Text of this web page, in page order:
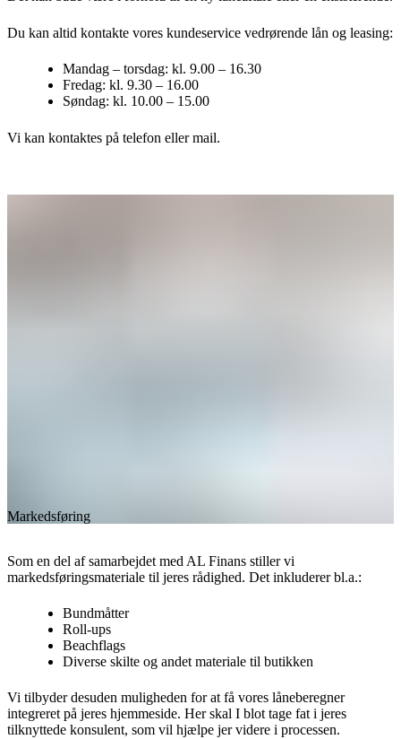
Du kan altid kontakte vores kundeservice vedrørende lån og leasing:
Mandag – torsdag: kl. 9.00 – 16.30
Fredag: kl. 9.30 – 16.00
Søndag: kl. 10.00 – 15.00
Vi kan kontaktes på telefon eller mail.
Markedsføring
Som en del af samarbejdet med AL Finans stiller vi
markedsføringsmateriale til jeres rådighed. Det inkluderer bl.a.:
Bundmåtter
Roll-ups
Beachflags
Diverse skilte og andet materiale til butikken
Vi tilbyder desuden muligheden for at få vores låneberegner
integreret på jeres hjemmeside. Her skal I blot tage fat i jeres
tilknyttede konsulent, som vil hjælpe jer videre i processen.